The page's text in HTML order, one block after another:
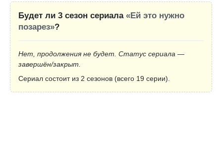
Будет ли 3 сезон сериала «Ей это нужно
позарез»?
Нет, продолжения не будет. Статус сериала —
завершён/закрыт.
Сериал состоит из 2 сезонов (всего 19 серии).